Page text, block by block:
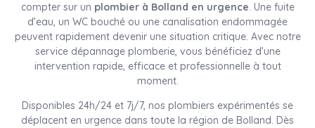
compter sur un plombier à Bolland en urgence. Une fuite
d’eau, un WC bouché ou une canalisation endommagée
peuvent rapidement devenir une situation critique. Avec notre
service dépannage plomberie, vous bénéficiez d’une
intervention rapide, efficace et professionnelle à tout
moment.
Disponibles 24h/24 et 7j/7, nos plombiers expérimentés se
déplacent en urgence dans toute la région de Bolland. Dès